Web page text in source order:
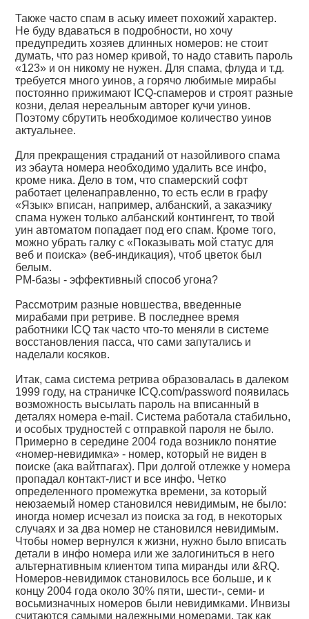
Также часто спам в аську имеет похожий характер.
Не буду вдаваться в подробности, но хочу
предупредить хозяев длинных номеров: не стоит
думать, что раз номер кривой, то надо ставить пароль
«123» и он никому не нужен. Для спама, флуда и т.д.
требуется много уинов, а горячо любимые мирабы
постоянно прижимают ICQ-спамеров и строят разные
козни, делая нереальным авторег кучи уинов.
Поэтому сбрутить необходимое количество уинов
актуальнее.
Для прекращения страданий от назойливого спама
из эбаута номера необходимо удалить все инфо,
кроме ника. Дело в том, что спамерский софт
работает целенаправленно, то есть если в графу
«Язык» вписан, например, албанский, а заказчику
спама нужен только албанский контингент, то твой
уин автоматом попадает под его спам. Кроме того,
можно убрать галку с «Показывать мой статус для
веб и поиска» (веб-индикация), чтоб цветок был
белым.
PM-базы - эффективный способ угона?
Рассмотрим разные новшества, введенные
мирабами при ретриве. В последнее время
работники ICQ так часто что-то меняли в системе
восстановления пасса, что сами запутались и
наделали косяков.
Итак, сама система ретрива образовалась в далеком
1999 году, на страничке ICQ.com/password появилась
возможность высылать пароль на вписанный в
деталях номера e-mail. Система работала стабильно,
и особых трудностей с отправкой пароля не было.
Примерно в середине 2004 года возникло понятие
«номер-невидимка» - номер, который не виден в
поиске (ака вайтпагах). При долгой отлежке у номера
пропадал контакт-лист и все инфо. Четко
определенного промежутка времени, за который
неюзаемый номер становился невидимым, не было:
иногда номер исчезал из поиска за год, в некоторых
случаях и за два номер не становился невидимым.
Чтобы номер вернулся к жизни, нужно было вписать
детали в инфо номера или же залогиниться в него
альтернативным клиентом типа миранды или &RQ.
Номеров-невидимок становилось все больше, и к
концу 2004 года около 30% пяти, шести-, семи- и
восьмизначных номеров были невидимками. Инвизы
считаются самыми надежными номерами, так как